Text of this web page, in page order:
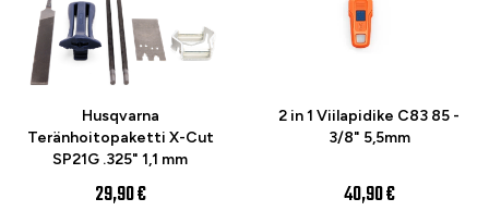
Husqvarna
Teränhoitopaketti X-Cut
SP21G .325" 1,1 mm
29,90 €
2 in 1 Viilapidike C83 85 -
3/8" 5,5mm
40,90 €